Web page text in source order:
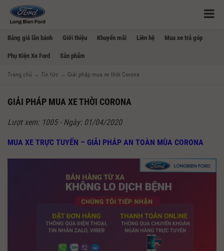
Bảng giá lăn bánh Giới thiệu Khuyến mãi Liên hệ Mua xe trả góp
Phụ Kiện Xe Ford Sản phẩm
Trang chủ → Tin tức → Giải pháp mua xe thời Corona
GIẢI PHÁP MUA XE THỜI CORONA
Lượt xem: 1005 - Ngày: 01/04/2020
MUA XE TRỰC TUYẾN – GIẢI PHÁP AN TOÀN MÙA CORONA